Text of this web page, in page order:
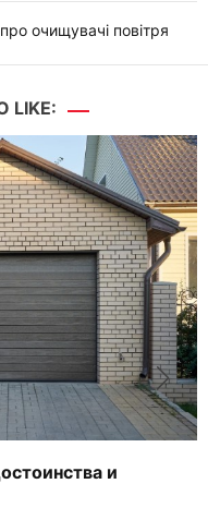
очищувачі повітря
LIKE:
и